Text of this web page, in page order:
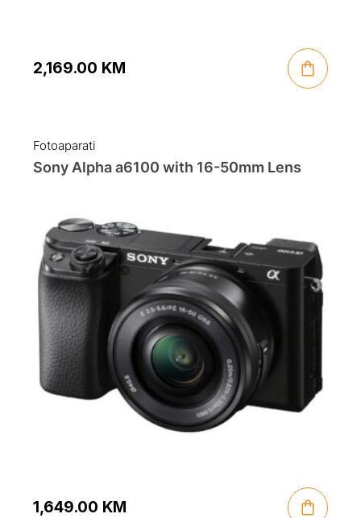
2,169.00 KM
Fotoaparati
Sony Alpha a6100 with 16-50mm Lens
1,649.00 KM